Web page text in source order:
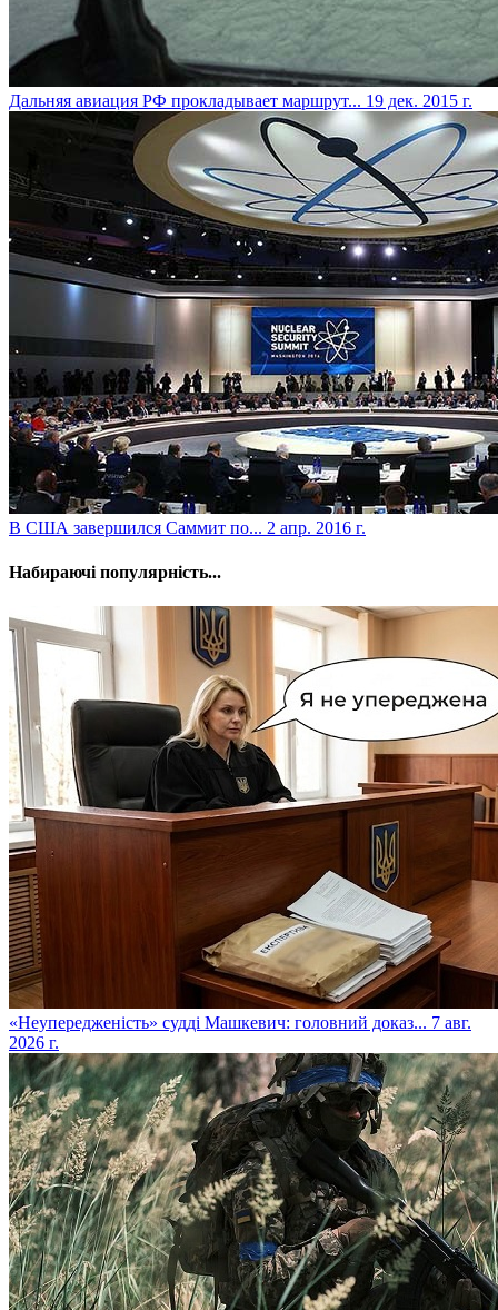
Дальняя авиация РФ прокладывает маршрут... 19 дек. 2015 г.
В США завершился Саммит по... 2 апр. 2016 г.
Набираючі популярність...
​«Неупередженість» судді Машкевич: головний доказ... 7 авг.
2026 г.